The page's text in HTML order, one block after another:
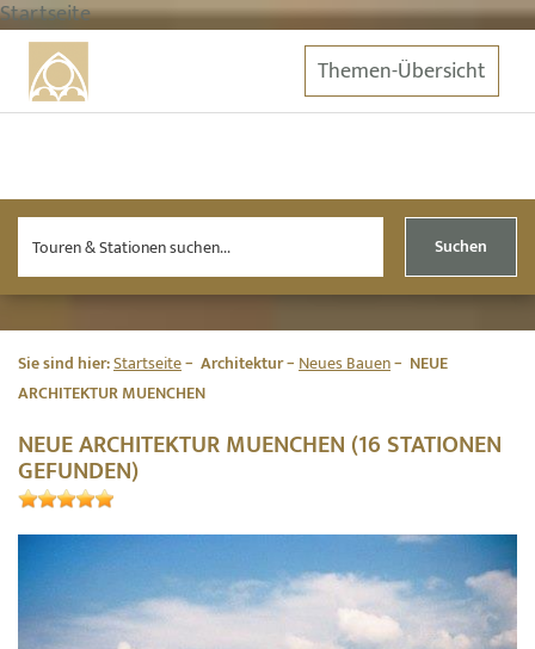
Startseite
Themen-Übersicht
Suchen
Sie sind hier:Startseite Architektur Neues Bauen
NEUE
ARCHITEKTUR MUENCHEN
NEUE ARCHITEKTUR MUENCHEN (16 STATIONEN
GEFUNDEN)